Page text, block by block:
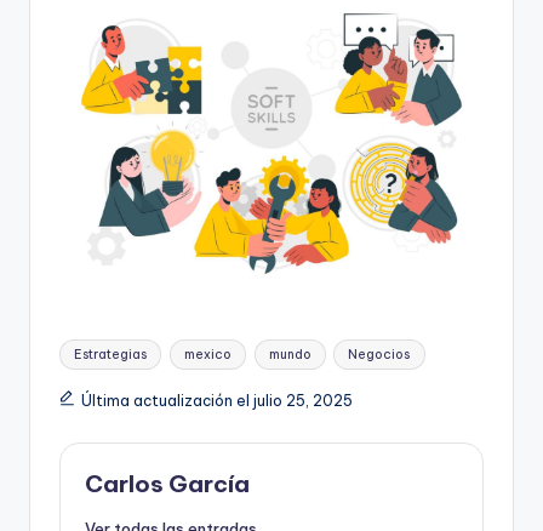
Etiquetas:
Estrategias mexico mundo Negocios
Última actualización el julio 25, 2025
Carlos García